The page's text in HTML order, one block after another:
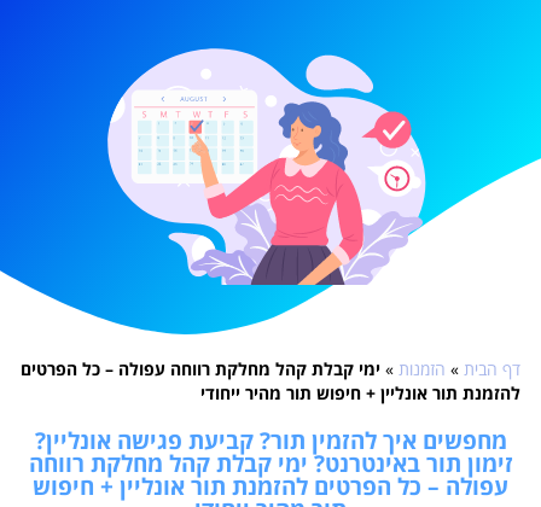
דף הבית » הזמנות » ימי קבלת קהל מחלקת רווחה עפולה – כל הפרטים
להזמנת תור אונליין + חיפוש תור מהיר ייחודי
מחפשים איך להזמין תור? קביעת פגישה אונליין?
זימון תור באינטרנט? ימי קבלת קהל מחלקת רווחה
עפולה – כל הפרטים להזמנת תור אונליין + חיפוש